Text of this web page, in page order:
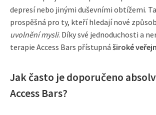
depresí nebo jinými duševními obtížemi.
prospěšná pro ty, kteří hledají nové
uvolnění mysli. Díky své jednoduchosti a
terapie Access Bars přístupná široké
Jak často je doporučeno
Access Bars?